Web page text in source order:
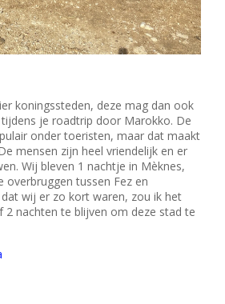
koningssteden, deze mag dan ook
je roadtrip door Marokko. De
onder toeristen, maar dat maakt
mensen zijn heel vriendelijk en er
Wij bleven 1 nachtje in Mèknes,
tussen Fez en
wij er zo kort waren, zou ik het
2 nachten te blijven om deze stad te